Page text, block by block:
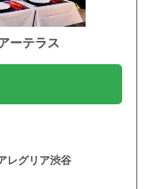
ーテラス
レグリア渋谷